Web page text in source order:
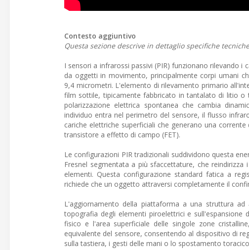
Contesto aggiuntivo
Questa sezione descrive in dettaglio specifiche
I sensori a infrarossi passivi (PIR) funzionano rilevando
da oggetti in movimento, principalmente corpi umani
9,4 micrometri. L'elemento di rilevamento primario
film sottile, tipicamente fabbricato in tantalato di litio o
polarizzazione elettrica spontanea che cambia
individuo entra nel perimetro del sensore, il flusso
cariche elettriche superficiali che generano una
transistore a effetto di campo (FET).
Le configurazioni PIR tradizionali suddividono questa
Fresnel segmentata a più sfaccettature, che
elementi. Questa configurazione standard fatica a
richiede che un oggetto attraversi completamente il
L'aggiornamento della piattaforma a una struttura
topografia degli elementi piroelettrici e sull'espansione
fisico e l'area superficiale delle singole zone
equivalente del sensore, consentendo al dispositivo di
sulla tastiera, i gesti delle mani o lo spostamento